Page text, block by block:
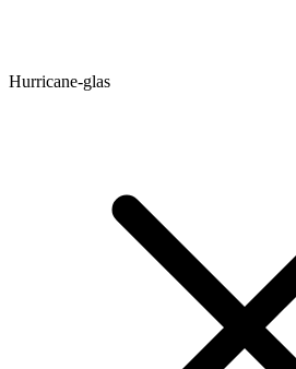
Hurricane-glas